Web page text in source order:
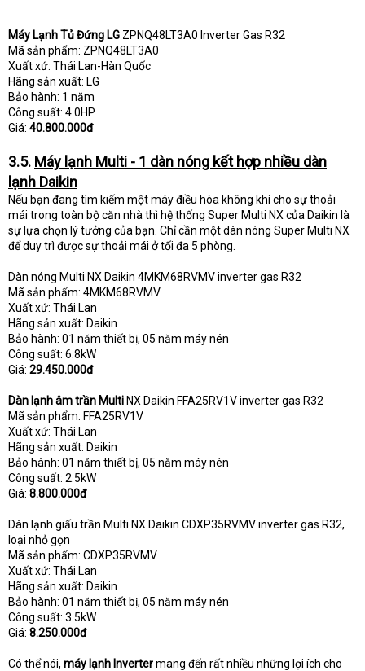
Máy Lạnh Tủ Đứng LG ZPNQ48LT3A0 Inverter Gas R32
Mã sản phẩm: ZPNQ48LT3A0
Xuất xứ: Thái Lan-Hàn Quốc
Hãng sản xuất: LG
Bảo hành: 1 năm
Công suất: 4.0HP
Giá: 40.800.000đ
3.5. Máy lạnh Multi - 1 dàn nóng kết hợp nhiều dàn
lạnh Daikin
Nếu bạn đang tìm kiếm một máy điều hòa không khí cho sự thoải
mái trong toàn bộ căn nhà thì hệ thống Super Multi NX của Daikin là
sự lựa chọn lý tưởng của bạn. Chỉ cần một dàn nóng Super Multi NX
để duy trì được sự thoải mái ở tối đa 5 phòng.
Dàn nóng Multi NX Daikin 4MKM68RVMV inverter gas R32
Mã sản phẩm: 4MKM68RVMV
Xuất xứ: Thái Lan
Hãng sản xuất: Daikin
Bảo hành: 01 năm thiết bị, 05 năm máy nén
Công suất: 6.8kW
Giá: 29.450.000đ
Dàn lạnh âm trần Multi NX Daikin FFA25RV1V inverter gas R32
Mã sản phẩm: FFA25RV1V
Xuất xứ: Thái Lan
Hãng sản xuất: Daikin
Bảo hành: 01 năm thiết bị, 05 năm máy nén
Công suất: 2.5kW
Giá: 8.800.000đ
Dàn lạnh giấu trần Multi NX Daikin CDXP35RVMV inverter gas R32,
loại nhỏ gọn
Mã sản phẩm: CDXP35RVMV
Xuất xứ: Thái Lan
Hãng sản xuất: Daikin
Bảo hành: 01 năm thiết bị, 05 năm máy nén
Công suất: 3.5kW
Giá: 8.250.000đ
Có thể nói, máy lạnh Invertermang đến rất nhiều những lợi ích cho